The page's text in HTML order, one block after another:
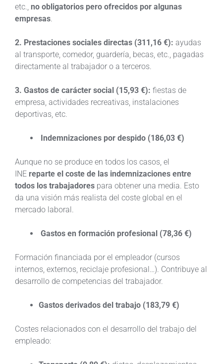
etc., no obligatorios pero ofrecidos por algunas
empresas.
2. Prestaciones sociales directas (311,16 €): ayudas
al transporte, comedor, guardería, becas, etc., pagadas
directamente al trabajador o a terceros.
3. Gastos de carácter social (15,93 €): fiestas de
empresa, actividades recreativas, instalaciones
deportivas, etc.
Indemnizaciones por despido (186,03 €)
Aunque no se produce en todos los casos, el
INE reparte el coste de las indemnizaciones entre
todos los trabajadores para obtener una media. Esto
da una visión más realista del coste global en el
mercado laboral.
Gastos en formación profesional (78,36 €)
Formación financiada por el empleador (cursos
internos, externos, reciclaje profesional…). Contribuye al
desarrollo de competencias del trabajador.
Gastos derivados del trabajo (183,79 €)
Costes relacionados con el desarrollo del trabajo del
empleado: